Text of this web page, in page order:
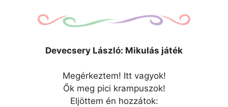
Devecsery László: Mikulás játék
Megérkeztem! Itt vagyok!
Ők meg pici krampuszok!
Eljöttem én hozzátok: